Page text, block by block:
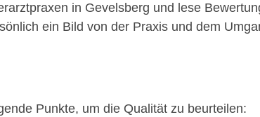
in Gevelsberg und lese
ein Bild von der Praxis und dem
Punkte, um die Qualität zu beurteilen: